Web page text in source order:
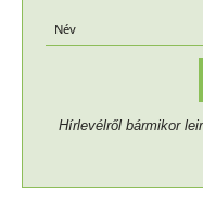
Hírlevélről bármikor